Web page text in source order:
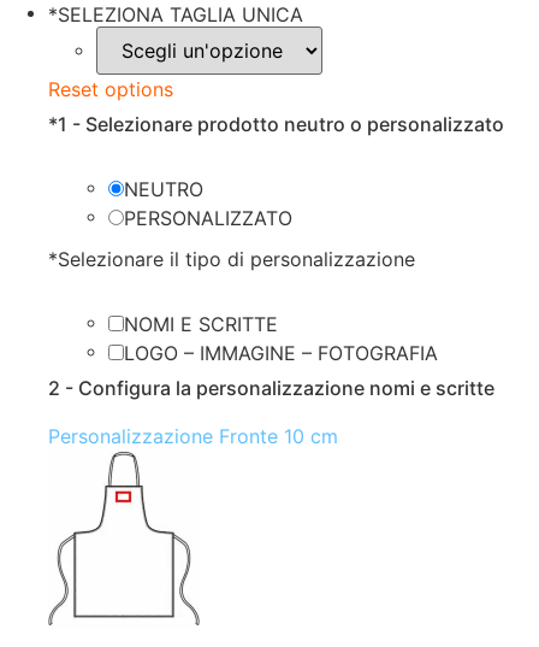
originale
era:
€23.16.
attuale
è:
€15.99.
*SELEZIONA TAGLIA UNICA
Reset options
*1 - Selezionare prodotto neutro o personalizzato
NEUTRO
PERSONALIZZATO
*Selezionare il tipo di personalizzazione
NOMI E SCRITTE
LOGO – IMMAGINE – FOTOGRAFIA
2 - Configura la personalizzazione nomi e scritte
Personalizzazione Fronte 10 cm